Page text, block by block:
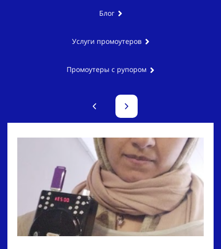
Блог
Услуги промоутеров
Промоутеры с рупором